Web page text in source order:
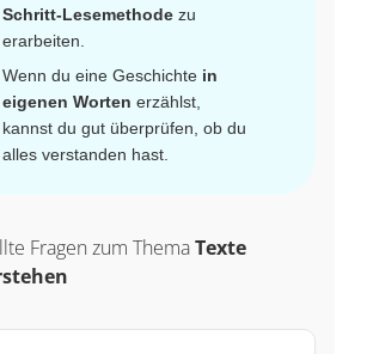
Schritt-Lesemethode zu
erarbeiten.
Wenn du eine Geschichte in
eigenen Worten erzählst,
kannst du gut überprüfen, ob du
alles verstanden hast.
Fragen zum ThemaTexte